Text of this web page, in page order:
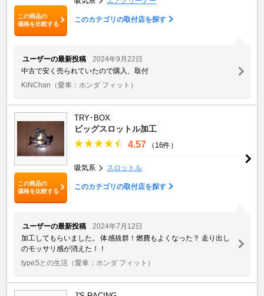
この商品の
価格を比較する
このカテゴリの取付店を探す
ユーザーの最新投稿
2024年9月22日
中古で安く売られていたので購入、取付
KiNChan （愛車：ホンダ フィット）
この商品の
価格を比較する
TRY･BOX
ビッグスロットル加工
4.57 （16件）
吸気系 スロットル
このカテゴリの取付店を探す
ユーザーの最新投稿
2024年7月12日
加工してもらいました。 体感抜群！燃費もよくなった？ 走り出し
のモッサリ感が消えた！！
typeSとの生活 （愛車：ホンダ フィット）